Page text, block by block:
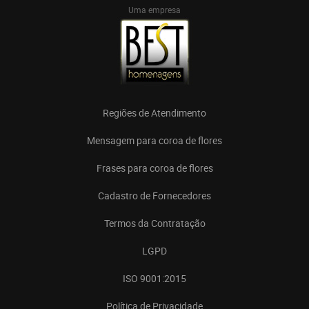
Uma empresa
Regiões de Atendimento
Mensagem para coroa de flores
Frases para coroa de flores
Cadastro de Fornecedores
Termos da Contratação
LGPD
ISO 9001:2015
Política de Privacidade